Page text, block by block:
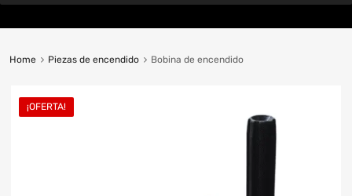
Home Piezas de encendido Bobina de encendido
¡OFERTA!